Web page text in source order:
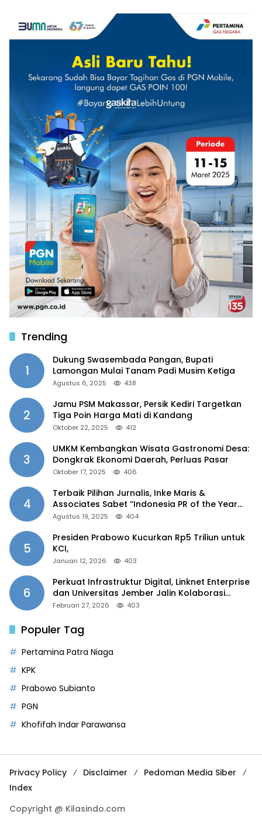
Trending
1
Dukung Swasembada Pangan, Bupati
Lamongan Mulai Tanam Padi Musim Ketiga
Agustus 6, 2025 438
2
Jamu PSM Makassar, Persik Kediri Targetkan
Tiga Poin Harga Mati di Kandang
Oktober 22, 2025 412
3
UMKM Kembangkan Wisata Gastronomi Desa:
Dongkrak Ekonomi Daerah, Perluas Pasar
Oktober 17, 2025 406
4
Terbaik Pilihan Jurnalis, Inke Maris &
Associates Sabet “Indonesia PR of the Year
2025”
Agustus 19, 2025 404
5
Presiden Prabowo Kucurkan Rp5 Triliun untuk
KCI,
Januari 12, 2026 403
6
Perkuat Infrastruktur Digital, Linknet Enterprise
dan Universitas Jember Jalin Kolaborasi
Smart Campus Berbasis AI
Februari 27, 2026 403
Populer Tag
Pertamina Patra Niaga
KPK
Prabowo Subianto
PGN
Khofifah Indar Parawansa
Privacy Policy Disclaimer
Pedoman Media Siber
Index
Copyright @ Kilasindo.com